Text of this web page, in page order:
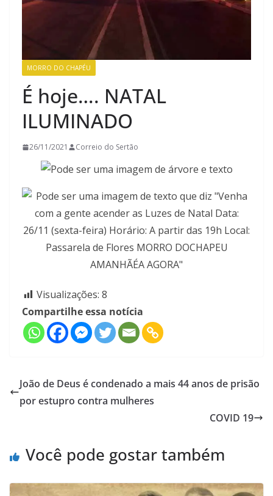
MORRO DO CHAPÉU
É hoje…. NATAL
ILUMINADO
26/11/2021 Correio do Sertão
Visualizações: 8
Compartilhe essa notícia
João de Deus é condenado a mais 44 anos de prisão
por estupro contra mulheres
COVID 19
Você pode gostar também